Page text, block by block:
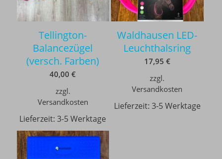
Tellington-
Balancezügel
(versch. Farben)
40,00€
zzgl.
Versandkosten
Lieferzeit:3-5 Werktage
Waldhausen LED-
Leuchthalsring
17,95 €
zzgl.
Versandkosten
Lieferzeit: 3-5 Werktage